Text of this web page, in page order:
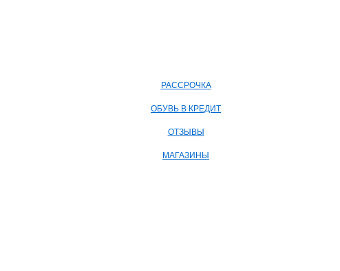
РАССРОЧКА
ОБУВЬ В КРЕДИТ
ОТЗЫВЫ
МАГАЗИНЫ